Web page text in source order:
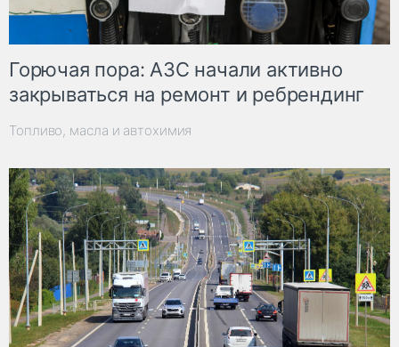
Горючая пора: АЗС начали активно
закрываться на ремонт и ребрендинг
Топливо, масла и автохимия